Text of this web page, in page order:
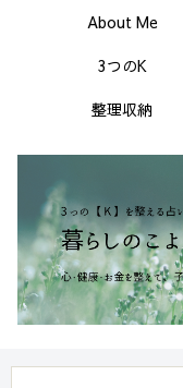
About Me
3つのK
整理収納